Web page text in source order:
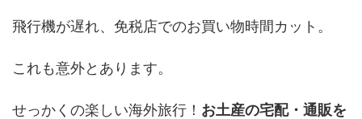
飛行機が遅れ、免税店でのお買い物時間カット。
これも意外とあります。
せっかくの楽しい海外旅行！ お土産の宅配・通販を